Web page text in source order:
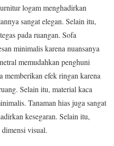
logam menghadirkan
sangat elegan. Selain itu,
pada ruangan. Sofa
minimalis karena nuansanya
memudahkan penghuni
memberikan efek ringan karena
Selain itu, material kaca
Tanaman hias juga sangat
kesegaran. Selain itu,
dimensi visual.